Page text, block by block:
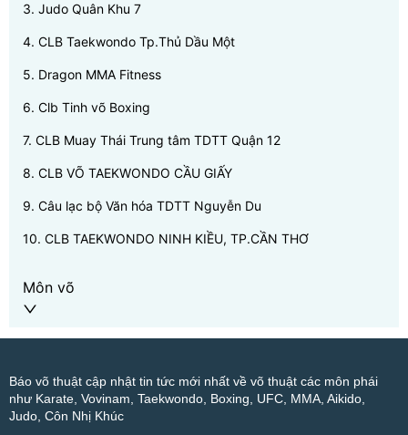
3. Judo Quân Khu 7
4. CLB Taekwondo Tp.Thủ Dầu Một
5. Dragon MMA Fitness
6. Clb Tinh võ Boxing
7. CLB Muay Thái Trung tâm TDTT Quận 12
8. CLB VÕ TAEKWONDO CẦU GIẤY
9. Câu lạc bộ Văn hóa TDTT Nguyễn Du
10. CLB TAEKWONDO NINH KIỀU, TP.CẦN THƠ
Môn võ
Báo võ thuật cập nhật tin tức mới nhất về võ thuật các môn phái
như Karate, Vovinam, Taekwondo, Boxing, UFC, MMA, Aikido,
Judo, Côn Nhị Khúc